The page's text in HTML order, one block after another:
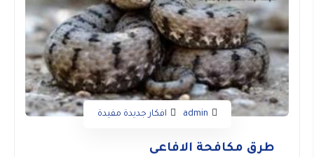
admin افكار جديدة مفيدة
طرق مكافحة الافاعى